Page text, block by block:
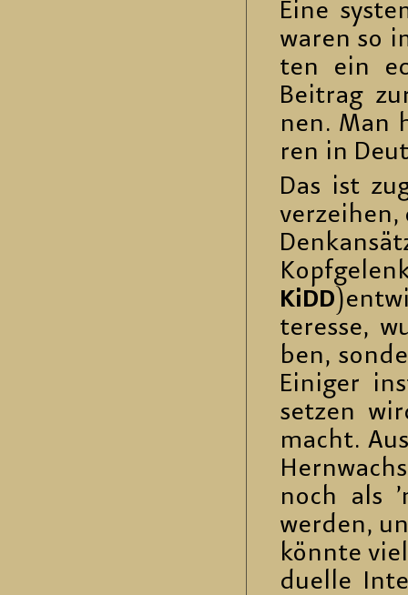
Eine
waren so
ten ein
Bei­trag
nen. Man
ren in
Das ist
ver­zei­hen,
KiDD
ter­es­se,
ben,
Ei­ni­ger
set­zen
macht.
noch als
wer­den,
könn­te
du­el­le